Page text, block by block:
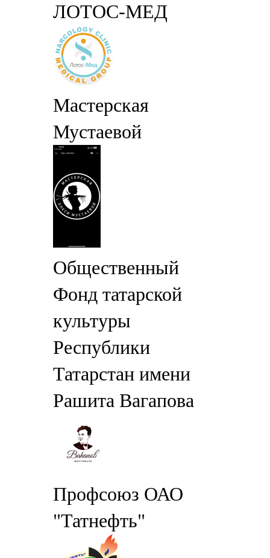
ЛОТОС-МЕД
Мастерская
Мустаевой
Общественный
Фонд татарской
культуры
Республики
Татарстан имени
Рашита Вагапова
Профсоюз ОАО
"Татнефть"